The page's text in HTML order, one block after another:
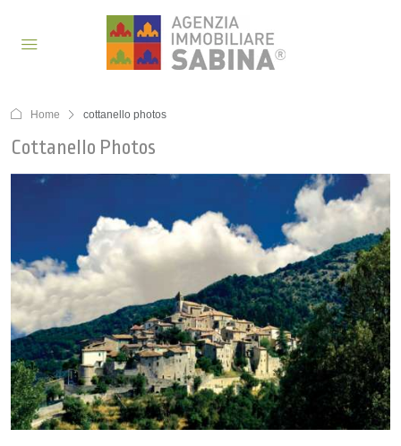
Home cottanello photos
Cottanello Photos